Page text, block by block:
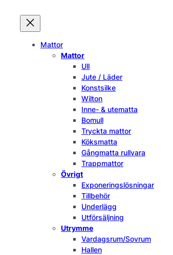
Mattor
Mattor
Ull
Jute / Läder
Konstsilke
Wilton
Inne- & utematta
Bomull
Tryckta mattor
Köksmatta
Gångmatta rullvara
Trappmattor
Övrigt
Exponeringslösningar
Tillbehör
Underlägg
Utförsäljning
Utrymme
Vardagsrum/Sovrum
Hallen